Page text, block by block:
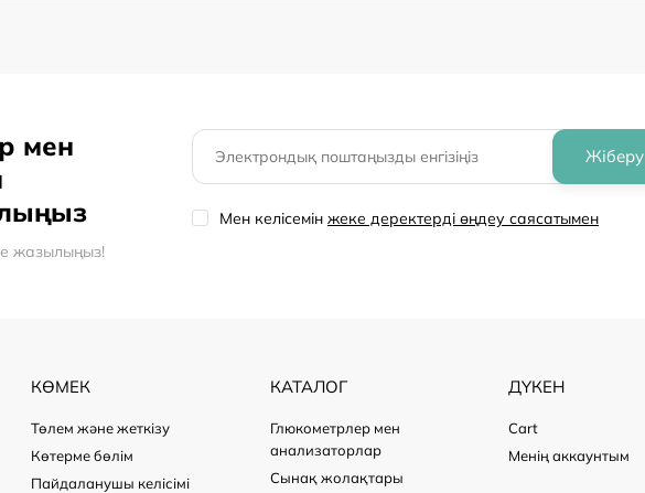
мен
жазылыңыз!
Жіберу
Мен келісемін жеке деректерді өңдеу саясатымен
КӨМЕК
Төлем және жеткізу
Көтерме бөлім
Пайдаланушы келісімі
КАТАЛОГ
Глюкометрлер мен
анализаторлар
Сынақ жолақтары
ДҮКЕН
Cart
Менің аккаунтым